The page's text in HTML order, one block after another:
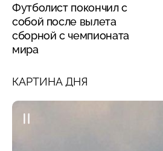
Футболист покончил с
собой после вылета
сборной с чемпионата
мира
КАРТИНА ДНЯ